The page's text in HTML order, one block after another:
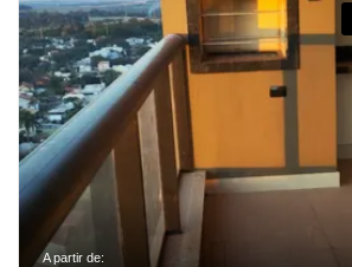
A partir de: